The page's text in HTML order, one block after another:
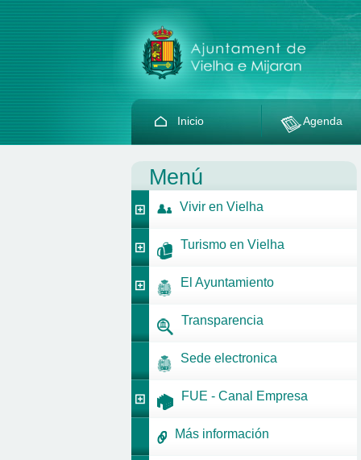
Inicio Agenda
Menú
Vivir en Vielha
Turismo en Vielha
El Ayuntamiento
Transparencia
Sede electronica
FUE - Canal Empresa
Más información